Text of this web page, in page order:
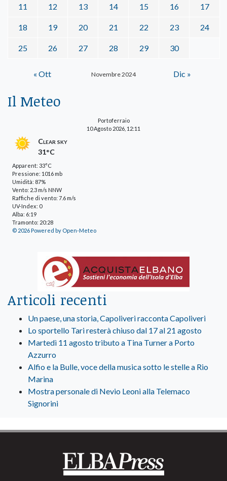
Novembre 2024
11 12 13 14 15 16 17
18 19 20 21 22 23 24
25 26 27 28 29 30
« Ott Dic »
Il Meteo
Portoferraio
10 Agosto 2026, 12:11
Clear sky
31°C
Apparent: 33°C
Pressione: 1016 mb
Umidità: 87%
Vento: 2.3 m/s NNW
Raffiche di vento: 7.6 m/s
UV-Index: 0
Alba: 6:19
Tramonto: 20:28
© 2026 Powered by Open-Meteo
Articoli recenti
Un paese, una storia, Capoliveri racconta Capoliveri
Lo sportello Tari resterà chiuso dal 17 al 21 agosto
Martedì 11 agosto tributo a Tina Turner a Porto
Azzurro
Alfio e la Bulle, voce della musica sotto le stelle a Rio
Marina
Mostra personale di Nevio Leoni alla Telemaco
Signorini